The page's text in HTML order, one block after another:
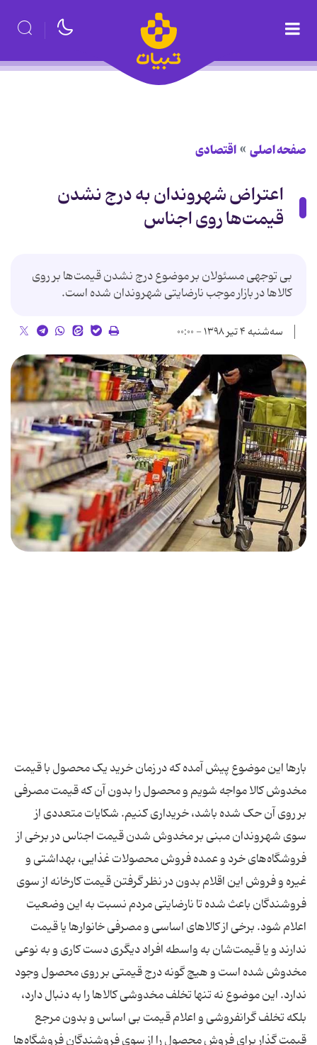
صفحه اصلی اقتصادی
اعتراض شهروندان به درج نشدن
قیمت‌ها روی اجناس
بی توجهی مسئولان بر موضوع درج نشدن قیمت‌ها بر روی
کالاها در بازار موجب نارضایتی شهروندان شده است.
سه‌شنبه ۴ تیر ۱۳۹۸ - ۰۰:۰۰
بار‌ها این موضوع پیش آمده که در زمان خرید یک محصول با قیمت
مخدوش کالا مواجه شویم و محصول را بدون آن که قیمت مصرفی
بر روی آن حک شده باشد، خریداری کنیم. شکایات متعددی از
سوی شهروندان مبنی بر مخدوش شدن قیمت اجناس در برخی از
فروشگاه‌های خرد و عمده فروش محصولات غذایی، بهداشتی و
غیره و فروش این اقلام بدون در نظر گرفتن قیمت کارخانه از سوی
فروشندگان باعث شده تا نارضایتی مردم نسبت به این وضعیت
اعلام شود. برخی از کالا‌های اساسی و مصرفی خانوار‌ها یا قیمت
ندارند و یا قیمت‌شان به واسطه افراد دیگری دست کاری و به نوعی
مخدوش شده است و هیچ گونه درج قیمتی بر روی محصول وجود
ندارد. این موضوع نه تنها تخلف مخدوشی کالا‌ها را به دنبال دارد،
بلکه تخلف گرانفروشی و اعلام قیمت بی اساس و بدون مرجع
قیمت گذار برای فروش محصول را از سوی فروشندگان فروشگاه‌ها